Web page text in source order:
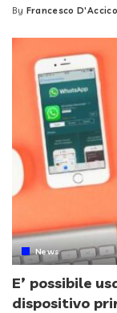
Posted
By Francesco D'Accico
News
E’ possibile
dispositivo